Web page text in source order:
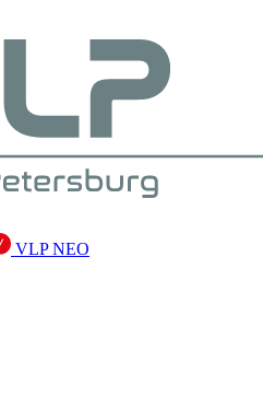
VLP NEO